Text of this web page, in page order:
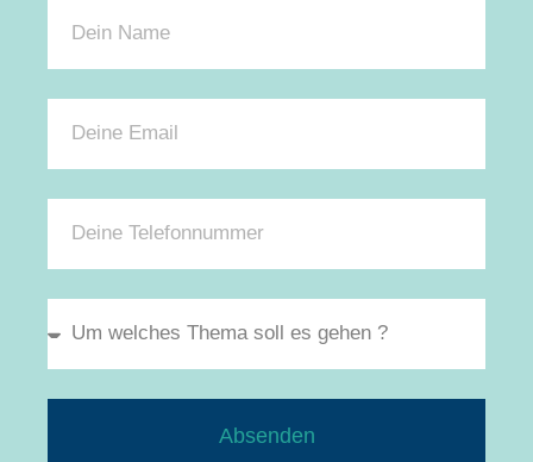
Absenden